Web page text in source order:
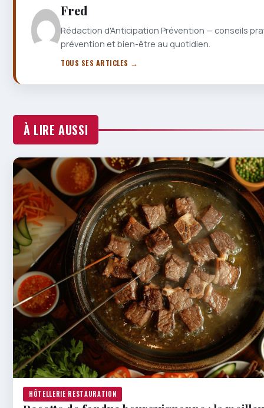
Fred
Rédaction d'Anticipation Prévention — conseils
prévention et bien-être au quotidien.
TOUS SES ARTICLES →
À LIRE AUSSI
HÔTELLERIE RESTAURATION